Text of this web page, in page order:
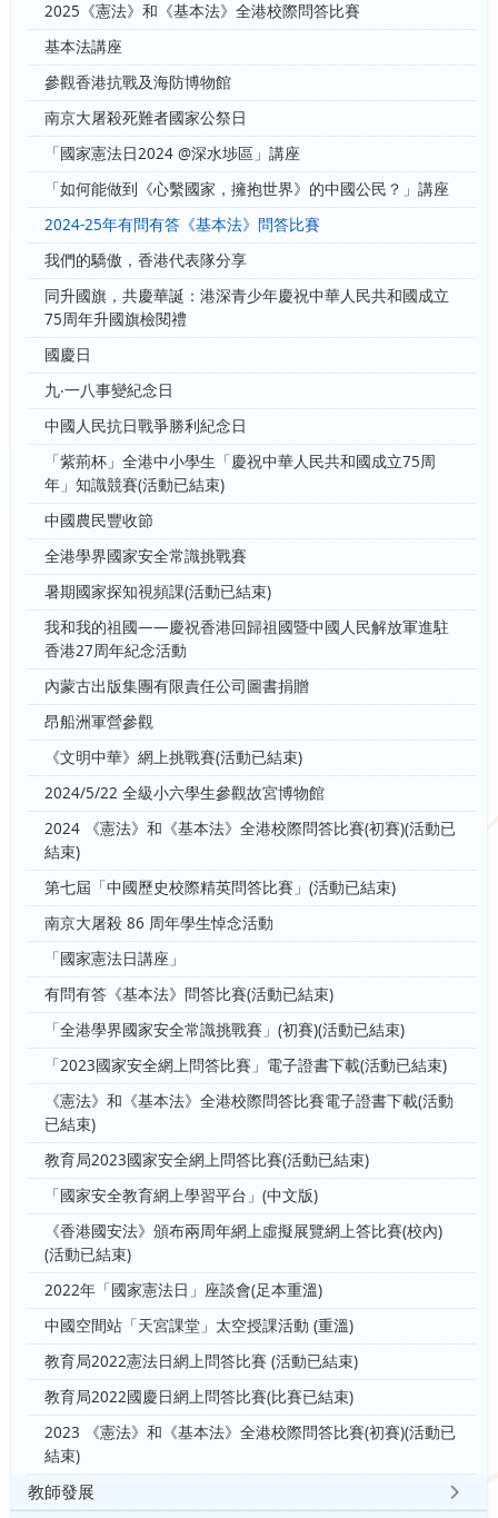
2025《憲法》和《基本法》全港校際問答比賽
基本法講座
參觀香港抗戰及海防博物館
南京大屠殺死難者國家公祭日
「國家憲法日2024 @深水埗區」講座
「如何能做到《心繫國家，擁抱世界》的中國公民？」講座
2024-25年有問有答《基本法》問答比賽
我們的驕傲，香港代表隊分享
同升國旗，共慶華誕：港深青少年慶祝中華人民共和國成立
75周年升國旗檢閱禮
國慶日
九‧一八事變紀念日
中國人民抗日戰爭勝利紀念日
「紫荊杯」全港中小學生「慶祝中華人民共和國成立75周
年」知識競賽(活動已結束)
中國農民豐收節
全港學界國家安全常識挑戰賽
暑期國家探知視頻課(活動已結束)
我和我的祖國——慶祝香港回歸祖國暨中國人民解放軍進駐
香港27周年紀念活動
內蒙古出版集團有限責任公司圖書捐贈
昂船洲軍營參觀
《文明中華》網上挑戰賽(活動已結束)
2024/5/22 全級小六學生參觀故宮博物館
2024 《憲法》和《基本法》全港校際問答比賽(初賽)(活動已
結束)
第七屆「中國歷史校際精英問答比賽」(活動已結束)
南京大屠殺 86 周年學生悼念活動
「國家憲法日講座」
有問有答《基本法》問答比賽(活動已結束)
「全港學界國家安全常識挑戰賽」(初賽)(活動已結束)
「2023國家安全網上問答比賽」電子證書下載(活動已結束)
《憲法》和《基本法》全港校際問答比賽電子證書下載(活動
已結束)
教育局2023國家安全網上問答比賽(活動已結束)
「國家安全教育網上學習平台」(中文版)
《香港國安法》頒布兩周年網上虛擬展覽網上答比賽(校內)
(活動已結束)
2022年「國家憲法日」座談會(足本重溫)
中國空間站「天宮課堂」太空授課活動 (重溫)
教育局2022憲法日網上問答比賽 (活動已結束)
教育局2022國慶日網上問答比賽(比賽已結束)
2023 《憲法》和《基本法》全港校際問答比賽(初賽)(活動已
結束)
教師發展